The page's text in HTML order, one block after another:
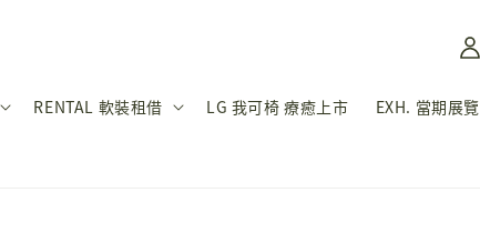
RENTAL 軟裝租借 LG 我可椅 療癒上市 EXH. 當期展覽